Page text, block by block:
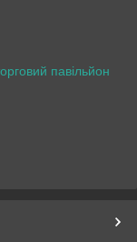
павільйон